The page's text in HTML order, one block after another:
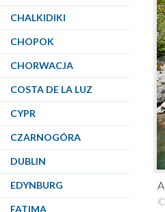
CHALKIDIKI
CHOPOK
CHORWACJA
COSTA DE LA LUZ
CYPR
CZARNOGÓRA
DUBLIN
EDYNBURG
FATIMA